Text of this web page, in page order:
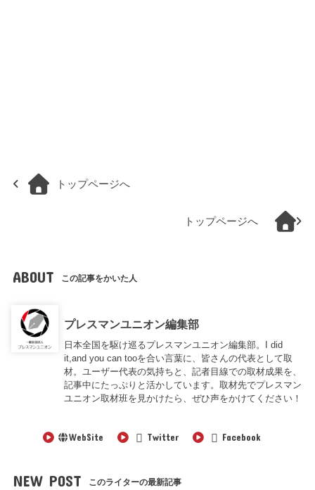
トップページへ
トップページへ
ABOUT この記事をかいた人
プレスマンユニオン編集部
日本全国を駆け巡るプレスマンユニオン編集部。I did
it,and you can tooを合い言葉に、皆さんの代表として取
材。ユーザー代表の気持ちと、記者目線での取材成果を、
記事中にたっぷりと活かしています。取材先でプレスマン
ユニオン取材班を見かけたら、ぜひ声をかけてください！
WebSite Twitter Facebook
NEW POST このライターの最新記事